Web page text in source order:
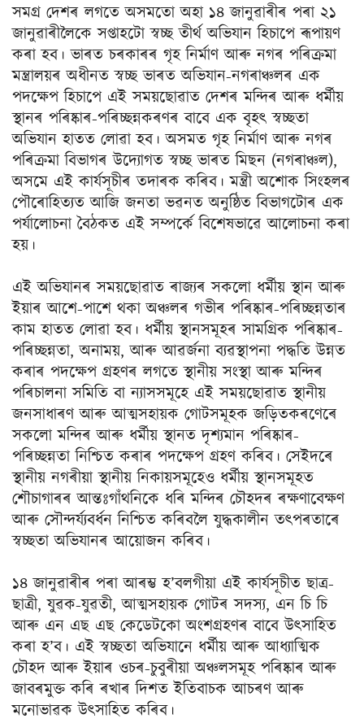
সমগ্ৰ দেশৰ লগতে অসমতো অহা ১৪ জানুৱাৰীৰ পৰা ২১
জানুৱাৰীলৈকে সপ্তাহটো স্বচ্ছ তীৰ্থ অভিযান হিচাপে ৰূপায়ণ
কৰা হব। ভাৰত চৰকাৰৰ গৃহ নিৰ্মাণ আৰু নগৰ পৰিক্ৰমা
মন্ত্ৰালয়ৰ অধীনত স্বচ্ছ ভাৰত অভিযান-নগৰাঞ্চলৰ এক
পদক্ষেপ হিচাপে এই সময়ছোৱাত দেশৰ মন্দিৰ আৰু ধৰ্মীয়
স্থানৰ পৰিষ্কাৰ-পৰিচ্ছন্নকৰণৰ বাবে এক বৃহৎ স্বচ্ছতা
অভিযান হাতত লোৱা হব। অসমত গৃহ নিৰ্মাণ আৰু নগৰ
পৰিক্ৰমা বিভাগৰ উদ্যোগত স্বচ্ছ ভাৰত মিছন (নগৰাঞ্চল),
অসমে এই কাৰ্যসূচীৰ তদাৰক কৰিব। মন্ত্ৰী অশোক সিংহলৰ
পৌৰোহিত্যত আজি জনতা ভৱনত অনুষ্ঠিত বিভাগটোৰ এক
পৰ্যালোচনা বৈঠকত এই সম্পৰ্কে বিশেষভাৱে আলোচনা কৰা
হয়।
এই অভিযানৰ সময়ছোৱাত ৰাজ্যৰ সকলো ধৰ্মীয় স্থান আৰু
ইয়াৰ আশে-পাশে থকা অঞ্চলৰ গভীৰ পৰিষ্কাৰ-পৰিচ্ছন্নতাৰ
কাম হাতত লোৱা হব। ধৰ্মীয় স্থানসমূহৰ সামগ্ৰিক পৰিষ্কাৰ-
পৰিচ্ছন্নতা, অনাময়, আৰু আৱৰ্জনা ব্যৱস্থাপনা পদ্ধতি উন্নত
কৰাৰ পদক্ষেপ গ্ৰহণৰ লগতে স্থানীয় সংস্থা আৰু মন্দিৰ
পৰিচালনা সমিতি বা ন্যাসসমূহে এই সময়ছোৱাত স্থানীয়
জনসাধাৰণ আৰু আত্মসহায়ক গোটসমূহক জড়িতকৰণেৰে
সকলো মন্দিৰ আৰু ধৰ্মীয় স্থানত দৃশ্যমান পৰিষ্কাৰ-
পৰিচ্ছন্নতা নিশ্চিত কৰাৰ পদক্ষেপ গ্ৰহণ কৰিব। সেইদৰে
স্থানীয় নগৰীয়া স্থানীয় নিকায়সমূহেও ধৰ্মীয় স্থানসমূহত
শৌচাগাৰৰ আন্তঃগাঁথনিকে ধৰি মন্দিৰ চৌহদৰ ৰক্ষণাবেক্ষণ
আৰু সৌন্দৰ্য্যবৰ্ধন নিশ্চিত কৰিবলৈ যুদ্ধকালীন তৎপৰতাৰে
স্বচ্ছতা অভিযানৰ আয়োজন কৰিব।
১৪ জানুৱাৰীৰ পৰা আৰম্ভ হ’বলগীয়া এই কাৰ্যসূচীত ছাত্ৰ-
ছাত্ৰী, যুৱক-যুৱতী, আত্মসহায়ক গোটৰ সদস্য, এন চি চি
আৰু এন এছ এছ কেডেটকো অংশগ্ৰহণৰ বাবে উৎসাহিত
কৰা হ’ব। এই স্বচ্ছতা অভিযানে ধৰ্মীয় আৰু আধ্যাত্মিক
চৌহদ আৰু ইয়াৰ ওচৰ-চুবুৰীয়া অঞ্চলসমূহ পৰিষ্কাৰ আৰু
জাবৰমুক্ত কৰি ৰখাৰ দিশত ইতিবাচক আচৰণ আৰু
মনোভাৱক উৎসাহিত কৰিব।